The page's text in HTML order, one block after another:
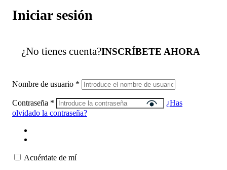
Iniciar sesión
¿No tienes cuenta?INSCRÍBETE AHORA
Nombre de usuario *
Contraseña *
¿Has
olvidado la contraseña?
Acuérdate de mí